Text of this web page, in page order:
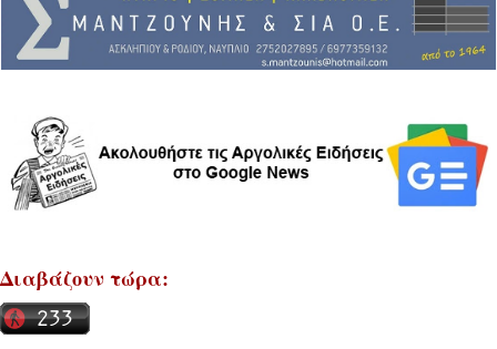
Διαβάζουν τώρα: